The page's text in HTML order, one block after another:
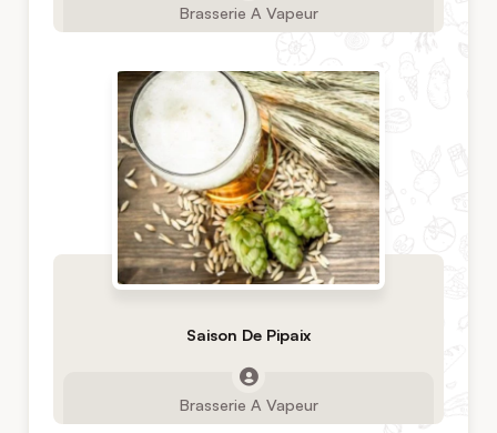
Brasserie A Vapeur
Saison De Pipaix
Brasserie A Vapeur